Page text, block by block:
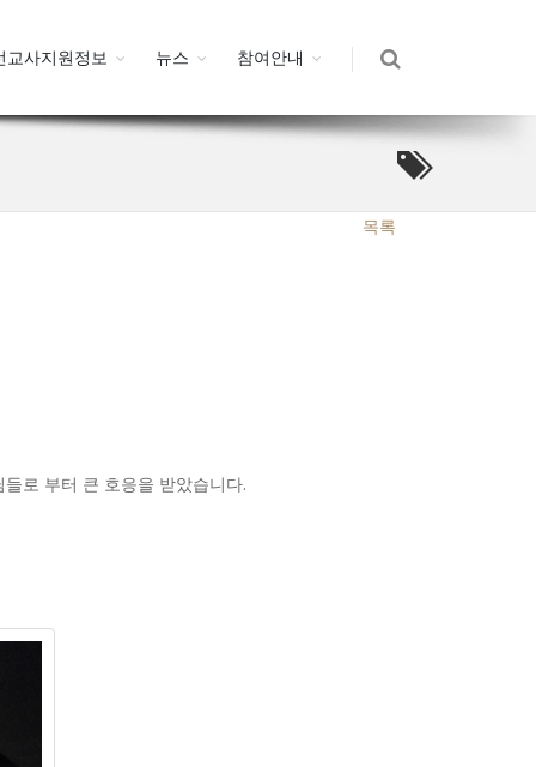
교사지원정보 뉴스 참여안내
목록
로 부터 큰 호응을 받았습니다.